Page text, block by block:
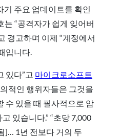
기 주요 업데이트를 확인
“공격자가 쉽게 잊어버
경고하며 이제 “계정에서
입니다.
있다”고 마이크로소프트
의적인 행위자들은 그것을
수 있을 때 필사적으로 암
있습니다.” “초당 7,000
]… 1년 전보다 거의 두